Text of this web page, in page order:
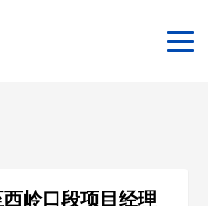
岭口段项目经理